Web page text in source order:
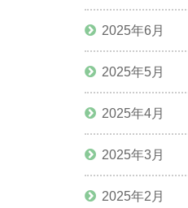
2025年6月
2025年5月
2025年4月
2025年3月
2025年2月